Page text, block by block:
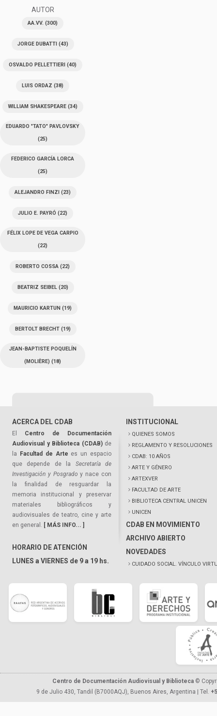
AUTOR
AA.VV. (300)
JORGE DUBATTI(43)
OSVALDO PELLETTIERI (40)
LUIS ORDAZ (38)
WILLIAM SHAKESPEARE(34)
EDUARDO "TATO" PAVLOVSKY
(25)
FEDERICO GARCÍA LORCA
(25)
ALEJANDRO FINZI (23)
JULIO E. PAYRÓ (22)
FÉLIX LOPE DE VEGA CARPIO
(22)
ROBERTO COSSA (22)
BEATRIZ SEIBEL(20)
MAURICIO KARTUN (19)
BERTOLT BRECHT(19)
JEAN-BAPTISTE POQUELÍN
(MOLIÈRE) (18)
ACERCA DEL CDAB
El Centro de Documentación
Audiovisual y Biblioteca (CDAB)de
la
Facultad de Arte es un espacio
que depende de la Secretaría de
Investigación y Posgrado y nace con
la finalidad de resguardar la
memoria institucional y preservar
materiales bibliográficos y
audiovisuales de teatro, cine y arte
en general. [ MÁS INFO... ]
HORARIO DE ATENCIÓN
LUNES a VIERNES de 9 a 19 hs.
INSTITUCIONAL
QUIENES SOMOS
REGLAMENTO Y RESOLUCIONES
CDAB: 10 AÑOS
ARTE Y GÉNERO
ARTEXVER
FACULTAD DE ARTE
BIBLIOTECA CENTRAL UNICEN
UNICEN
CDAB EN MOVIMIENTO
ARCHIVO ABIERTO
NOVEDADES
CUIDADO SOCIAL. VÍNCULO
Centro de Documentación Audiovisual y Biblioteca ©
9 de Julio 430, Tandil (B7000AQJ), Buenos Aires, Argentina | Tel.